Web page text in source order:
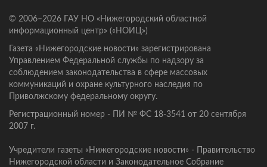
© 2006–2026 ГАУ НО «Нижегородский областной
информационный центр» («НОИЦ»)
Газета «Нижегородские новости» зарегистрирована
Управлением Федеральной службы по надзору за
соблюдением законодательства в сфере массовых
коммуникаций и охране культурного наследия по
Приволжскому федеральному округу.
Регистрационный номер - ПИ № ФС 18-3541 от 20 сентября
2007 г.
Учредители газеты «Нижегородские новости» - Правительство
Нижегородской области и Законодательное Собрание